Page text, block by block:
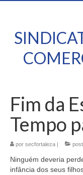
Fim da
Tempo
por secfortaleza |
Ninguém deveria
infância dos seus